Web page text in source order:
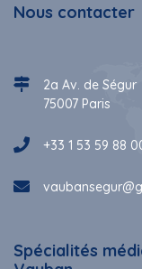
Nous contacter
2a Av. de Ségur
75007 Paris
+33 1 53 59 88
Spécialités